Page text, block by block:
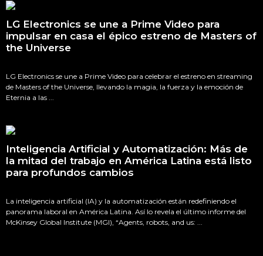
LG Electronics se une a Prime Video para
impulsar en casa el épico estreno de Masters of
the Universe
LG Electronics se une a Prime Video para celebrar el estreno en streaming
de Masters of the Universe, llevando la magia, la fuerza y la emoción de
Eternia a las ...
Inteligencia Artificial y Automatización: Más de
la mitad del trabajo en América Latina está listo
para profundos cambios
La inteligencia artificial (IA) y la automatización están redefiniendo el
panorama laboral en América Latina. Así lo revela el último informe del
McKinsey Global Institute (MGI), “Agents, robots, and us: ...